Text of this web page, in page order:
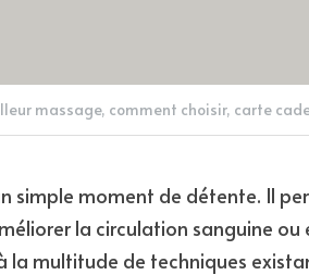
massage, comment choisir, carte
simple moment de détente. Il
la circulation sanguine
la multitude de techniques